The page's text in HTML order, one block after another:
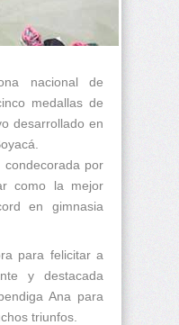
nacional de
medallas de
desarrollado en
condecorada por
como la mejor
en gimnasia
para felicitar a
y destacada
Ana para
triunfos.